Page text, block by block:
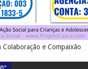
Colaboração e Compaixão